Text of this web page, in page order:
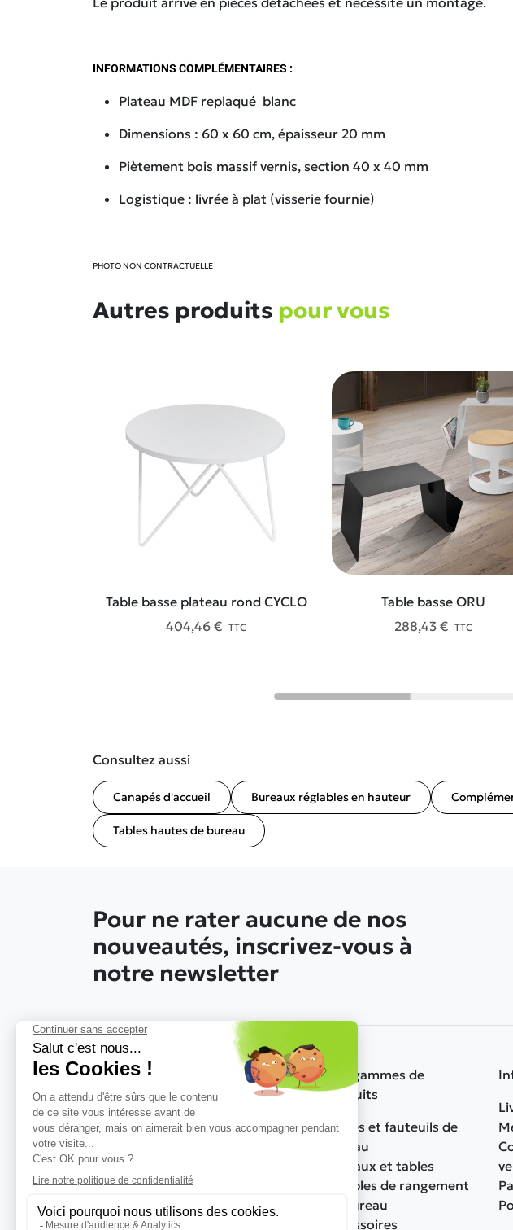
INFORMATIONS COMPLÉMENTAIRES :
Plateau MDF replaqué blanc
Dimensions : 60 x 60 cm, épaisseur 20 mm
Piètement bois massif vernis, section 40 x 40 mm
Logistique : livrée à plat (visserie fournie)
PHOTO NON CONTRACTUELLE
Autres produits pour vous
Table basse plateau rond CYCLO
404,46 € TTC
Table basse ORU
288,43 € TTC
Consultez aussi
Canapés d'accueil Bureaux réglables en hauteur
Tables hautes de bureau
Pour ne rater aucune de nos
nouveautés, inscrivez-vous à
notre newsletter
03 27 21 85 94- HBC Aménagements
36 Rue de la Vaqueresse - 59131
Rousies
Nos gammes de
produits
Sièges et fauteuils de
bureau
Bureaux et tables
Meubles de rangement
de bureau
Accessoires